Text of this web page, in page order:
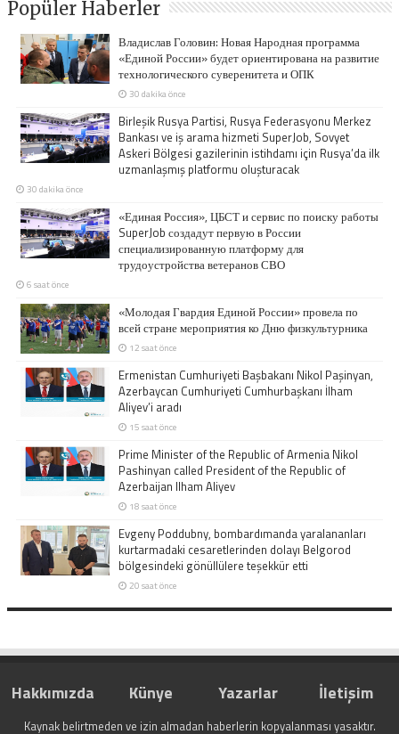
Popüler Haberler
Владислав Головин: Новая Народная программа
«Единой России» будет ориентирована на развитие
технологического суверенитета и ОПК
30 dakika önce
Birleşik Rusya Partisi, Rusya Federasyonu Merkez
Bankası ve iş arama hizmeti SuperJob, Sovyet
Askeri Bölgesi gazilerinin istihdamı için Rusya’da ilk
uzmanlaşmış platformu oluşturacak
30 dakika önce
«Единая Россия», ЦБСТ и сервис по поиску работы
SuperJob создадут первую в России
специализированную платформу для
трудоустройства ветеранов СВО
6 saat önce
«Молодая Гвардия Единой России» провела по
всей стране мероприятия ко Дню физкультурника
12 saat önce
Ermenistan Cumhuriyeti Başbakanı Nikol Paşinyan,
Azerbaycan Cumhuriyeti Cumhurbaşkanı İlham
Aliyev’i aradı
15 saat önce
Prime Minister of the Republic of Armenia Nikol
Pashinyan called President of the Republic of
Azerbaijan Ilham Aliyev
18 saat önce
Evgeny Poddubny, bombardımanda yaralananları
kurtarmadaki cesaretlerinden dolayı Belgorod
bölgesindeki gönüllülere teşekkür etti
20 saat önce
Hakkımızda Künye Yazarlar İletişim
Kaynak belirtmeden ve izin almadan haberlerin kopyalanması yasaktır.